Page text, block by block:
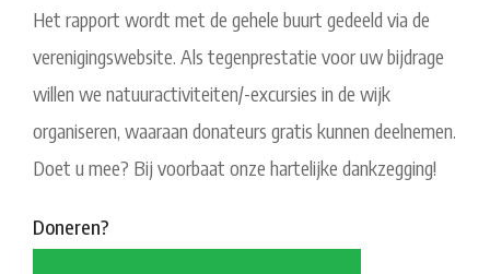
Het rapport wordt met de gehele buurt gedeeld via de
verenigingswebsite. Als tegenprestatie voor uw bijdrage
willen we natuuractiviteiten/-excursies in de wijk
organiseren, waaraan donateurs gratis kunnen deelnemen.
Doet u mee? Bij voorbaat onze hartelijke dankzegging!
Doneren?